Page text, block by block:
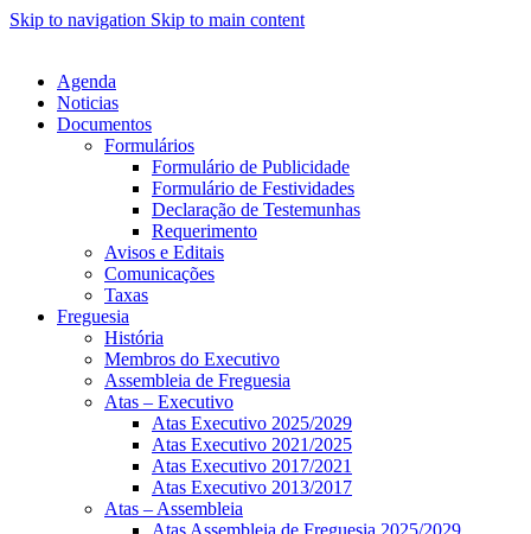
Skip to navigation Skip to main content
Agenda
Noticias
Documentos
Formulários
Formulário de Publicidade
Formulário de Festividades
Declaração de Testemunhas
Requerimento
Avisos e Editais
Comunicações
Taxas
Freguesia
História
Membros do Executivo
Assembleia de Freguesia
Atas – Executivo
Atas Executivo 2025/2029
Atas Executivo 2021/2025
Atas Executivo 2017/2021
Atas Executivo 2013/2017
Atas – Assembleia
Atas Assembleia de Freguesia 2025/2029